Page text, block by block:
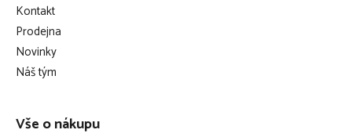
Kontakt
Prodejna
Novinky
Náš tým
Vše o nákupu